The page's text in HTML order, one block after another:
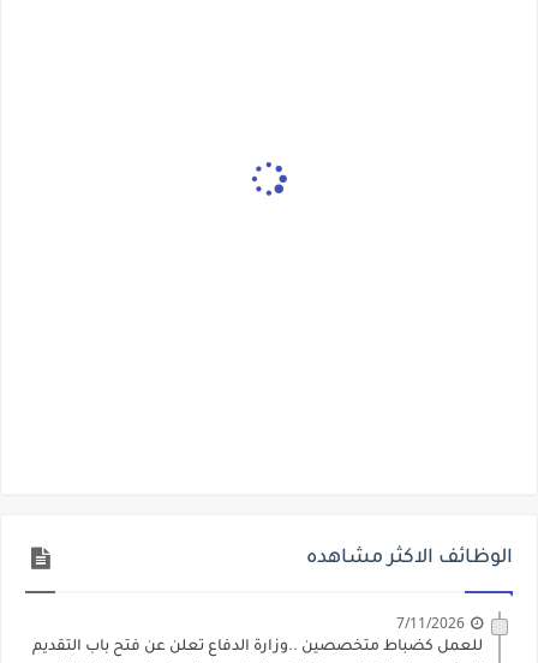
الوظائف الاكثر مشاهده
7/11/2026
للعمل كضباط متخصصين ..وزارة الدفاع تعلن عن فتح باب التقديم